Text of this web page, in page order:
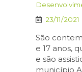
23/11/2021
São
e 17 anos,
e são
município